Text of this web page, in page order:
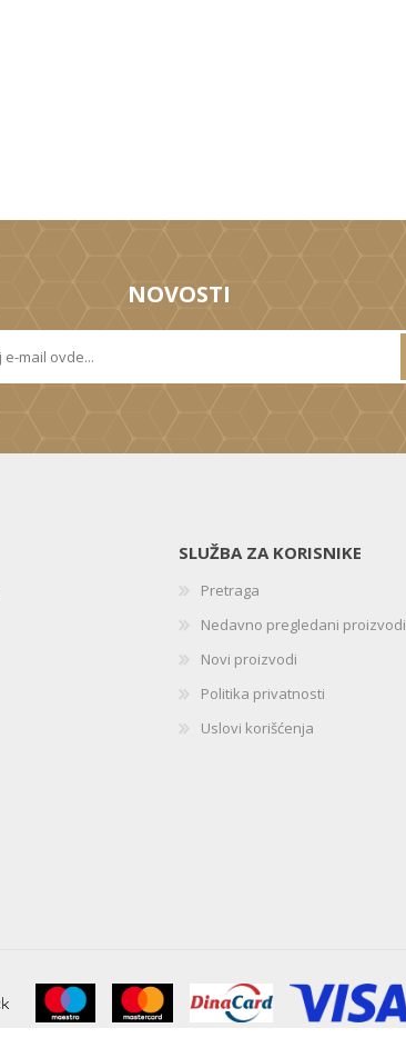
NOVOSTI
SLUŽBA ZA KORISNIKE
Pretraga
Nedavno pregledani proizvodi
Novi proizvodi
Politika privatnosti
Uslovi korišćenja